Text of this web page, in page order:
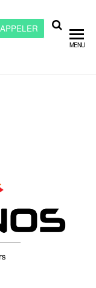
–
APPELER
MENU